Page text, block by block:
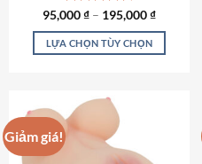
Được xếp
hạng4.70
5 sao
95,000₫ – 195,000₫
LỰA CHỌN TÙY CHỌN
này
nhiều
biến
Giảm giá!